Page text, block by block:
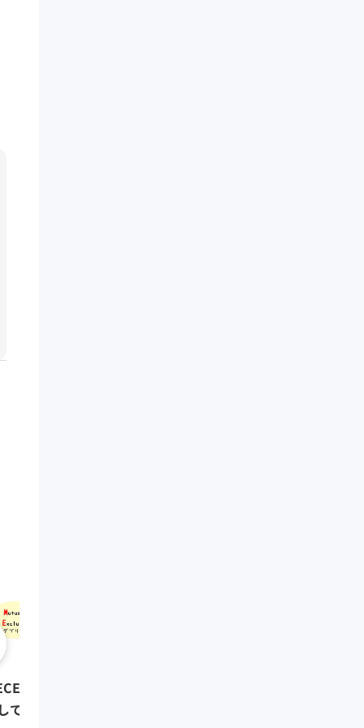
~抜け漏れなく分解・構造
て考える~